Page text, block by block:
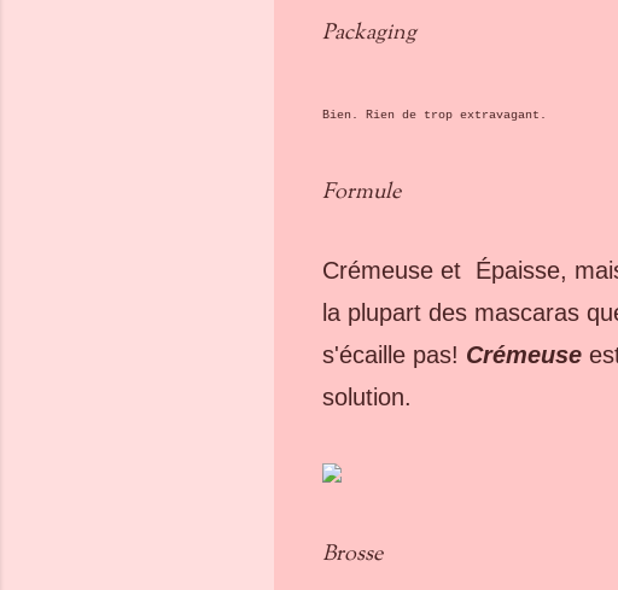
Packaging
Bien. Rien de trop extravagant.
Formule
Crémeuse et Épaisse,
la plupart des mascaras
s'écaille pas! Crémeuse
solution.
Brosse